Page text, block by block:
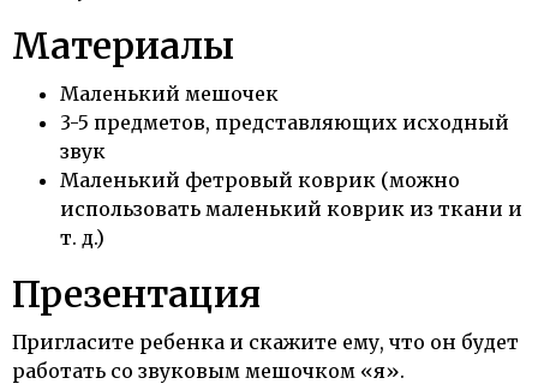
Материалы
Маленький мешочек
3-5 предметов, представляющих исходный
звук
Маленький фетровый коврик (можно
использовать маленький коврик из ткани и
т. д.)
Презентация
Пригласите ребенка и скажите ему, что он будет
работать со звуковым мешочком «я».